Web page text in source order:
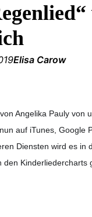
Elisa Carow
Angelika Pauly von
auf iTunes, Google
Diensten wird es in
den